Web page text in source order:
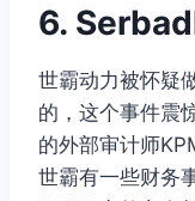
6.
世霸动力被怀疑
的，这个事件震
的外部审计师
世霸有一些财务